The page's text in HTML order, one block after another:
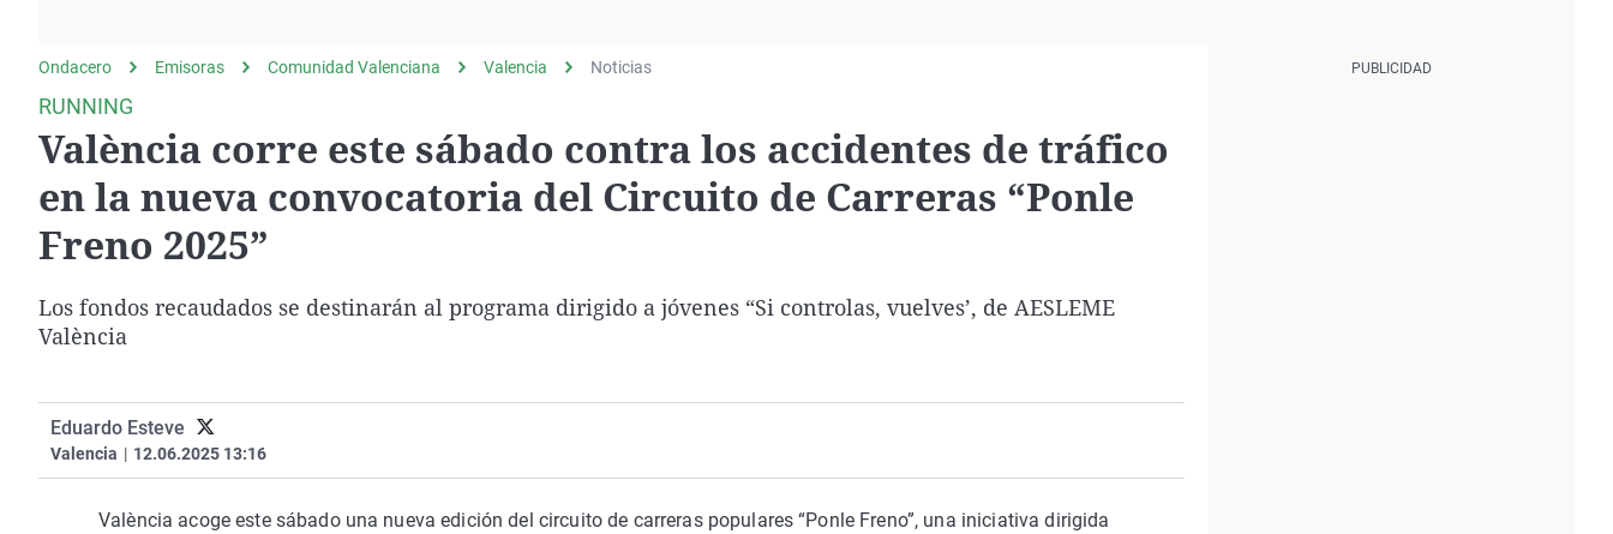
Negra
Navarra
Ondacero Emisoras Comunidad Valenciana Valencia Noticias
RUNNING
València corre este sábado contra los accidentes de tráfico
en la nueva convocatoria del Circuito de Carreras “Ponle
Freno 2025”
Los fondos recaudados se destinarán al programa dirigido a jóvenes “Si controlas, vuelves’, de AESLEME
València
Eduardo Esteve
Valencia | 12.06.2025 13:16
València acoge este sábado una nueva edición del circuito de carreras populares “Ponle Freno”, una iniciativa dirigida